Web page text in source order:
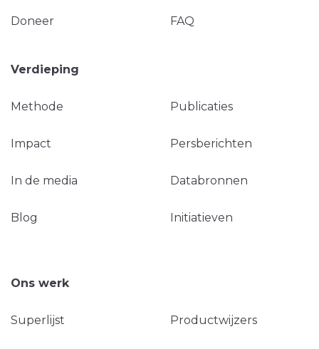
Doneer FAQ
Verdieping
Methode Publicaties
Impact Persberichten
In de media Databronnen
Blog Initiatieven
Ons werk
Superlijst Productwijzers